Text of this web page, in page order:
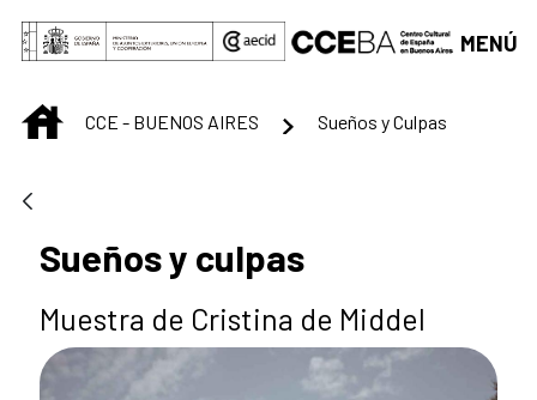
Saltar al contenido principal
MENÚ
INICIOCCE - BUENOS AIRES Sueños y Culpas
Sueños y culpas
Muestra de Cristina de Middel